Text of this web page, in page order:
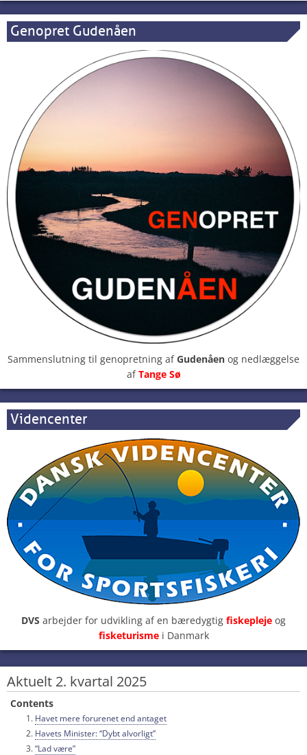
Genopret Gudenåen
Sammenslutning til genopretning afGudenåen og nedlæggelse
afTange Sø
Videncenter
DVS arbejder for udvikling af en bæredygtig fiskepleje og
fisketurisme i Danmark
Aktuelt 2. kvartal 2025
Contents
Havet mere forurenet end antaget
Havets Minister: “Dybt alvorligt”
“Lad være”